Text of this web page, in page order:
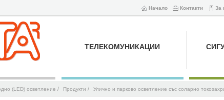
Начало Контакти За
ТЕЛЕКОМУНИКАЦИИ
(LED) осветление / Продукти / Улично и парково осветление със соларно